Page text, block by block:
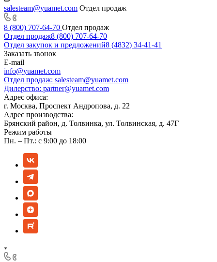
salesteam@yuamet.com Отдел продаж
8 (800) 707-64-70 Отдел продаж
Отдел продаж8 (800) 707-64-70
Отдел закупок и предложений8 (4832) 34-41-41
Заказать звонок
E-mail
info@yuamet.com
Отдел продаж: salesteam@yuamet.com
Дилерство: partner@yuamet.com
Адрес офиса:
г. Москва, Проспект Андропова, д. 22
Адрес производства:
Брянский район, д. Толвинка, ул. Толвинская, д. 47Г
Режим работы
Пн. – Пт.: с 9:00 до 18:00